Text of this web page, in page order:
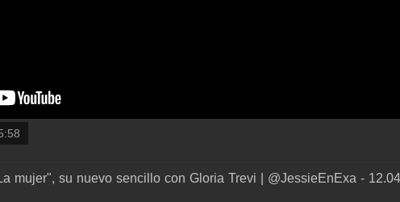
mujer", su nuevo sencillo con Gloria Trevi | @JessieEnExa -